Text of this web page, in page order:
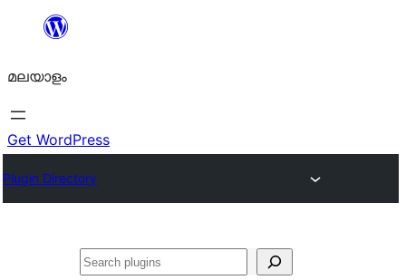
ഉള്ളടക്കത്തിലേക്ക്
മലയാളം
Get WordPress
Plugin Directory
തിരയുക